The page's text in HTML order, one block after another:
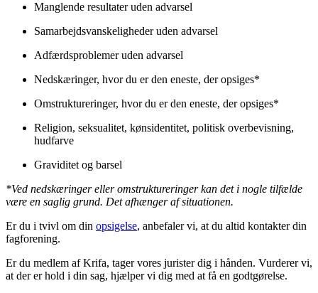
Manglende resultater uden advarsel
Samarbejdsvanskeligheder uden advarsel
Adfærdsproblemer uden advarsel
Nedskæringer, hvor du er den eneste, der opsiges*
Omstruktureringer, hvor du er den eneste, der opsiges*
Religion, seksualitet, kønsidentitet, politisk overbevisning,
hudfarve
Graviditet og barsel
*Ved nedskæringer eller omstruktureringer kan det i nogle tilfælde
være en saglig grund. Det afhænger af situationen.
Er du i tvivl om din opsigelse, anbefaler vi, at du altid kontakter din
fagforening.
Er du medlem af Krifa, tager vores jurister dig i hånden. Vurderer vi,
at der er hold i din sag, hjælper vi dig med at få en godtgørelse.